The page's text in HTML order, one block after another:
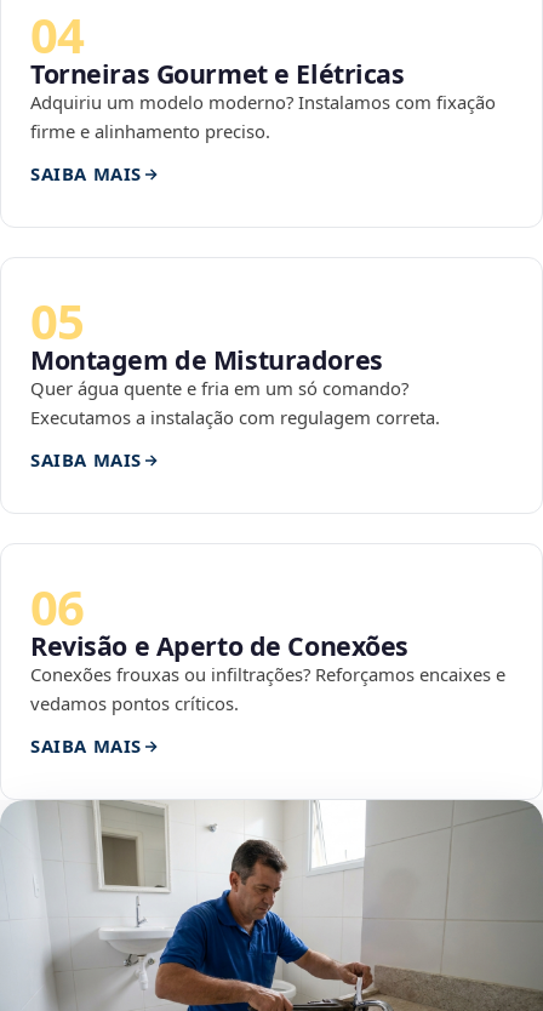
04
Torneiras Gourmet e Elétricas
Adquiriu um modelo moderno? Instalamos com fixação
firme e alinhamento preciso.
SAIBA MAIS
05
Montagem de Misturadores
Quer água quente e fria em um só comando?
Executamos a instalação com regulagem correta.
SAIBA MAIS
06
Revisão e Aperto de Conexões
Conexões frouxas ou infiltrações? Reforçamos encaixes e
vedamos pontos críticos.
SAIBA MAIS